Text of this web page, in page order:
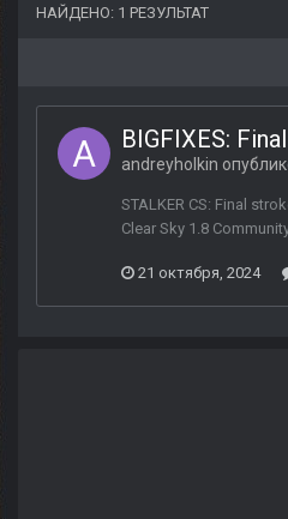
НАЙДЕНО: 1 РЕЗУЛЬТАТ
BIGFIXES:
andreyholkin
STALKER CS: Final
Clear Sky 1.8
21 октября, 2024